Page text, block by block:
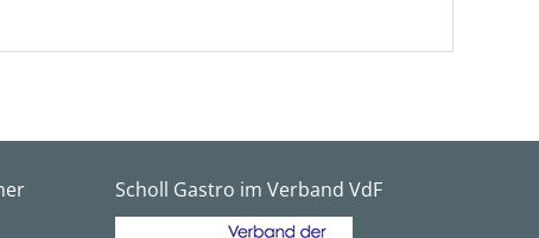
Scholl Gastro im Verband VdF